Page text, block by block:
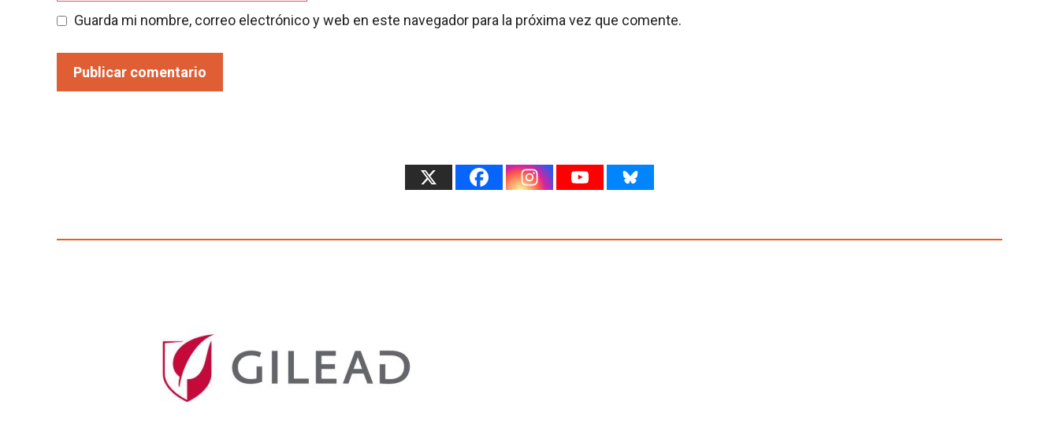
Guarda mi nombre, correo electrónico y web en este navegador para la próxima vez que comente.